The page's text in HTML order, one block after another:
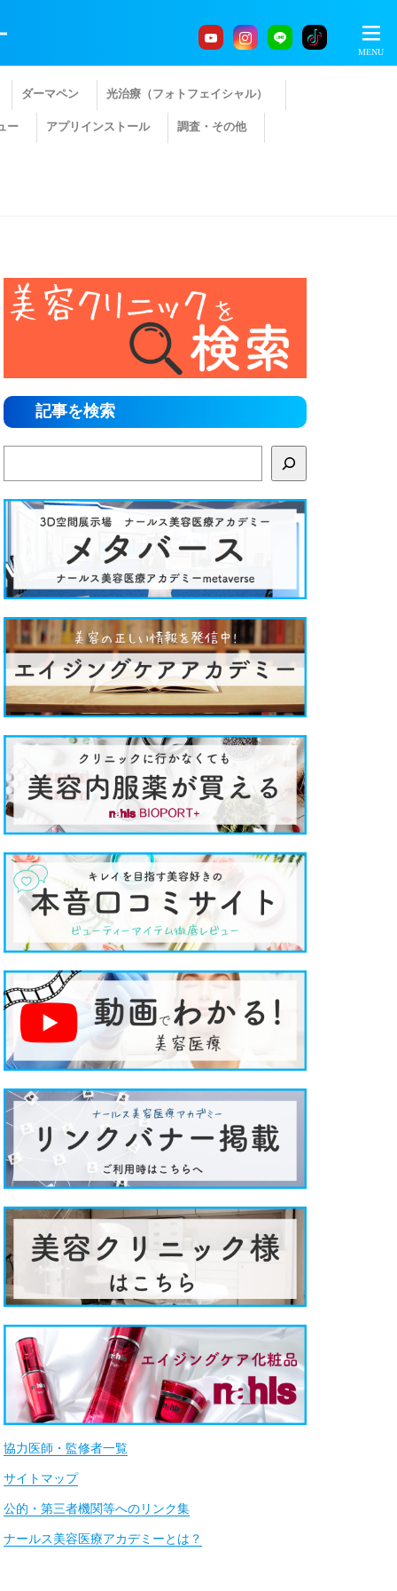
ダーマペン 光治療（フォトフェイシャル）
ー アプリインストール 調査・その他
記事を検索
協力医師・監修者一覧
サイトマップ
公的・第三者機関等へのリンク集
ナールス美容医療アカデミーとは？